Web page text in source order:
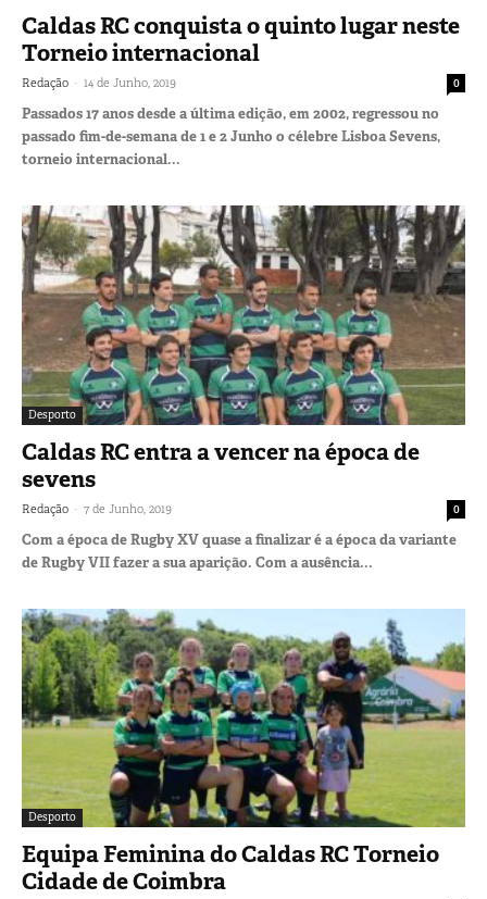
Caldas RC conquista o quinto lugar neste
Torneio internacional
Redação - 14 de Junho, 2019 0
Passados 17 anos desde a última edição, em 2002, regressou no
passado fim-de-semana de 1 e 2 Junho o célebre Lisboa Sevens,
torneio internacional...
Desporto
Caldas RC entra a vencer na época de
sevens
Redação - 7 de Junho, 2019 0
Com a época de Rugby XV quase a finalizar é a época da variante
de Rugby VII fazer a sua aparição. Com a ausência...
Desporto
Equipa Feminina do Caldas RC Torneio
Cidade de Coimbra